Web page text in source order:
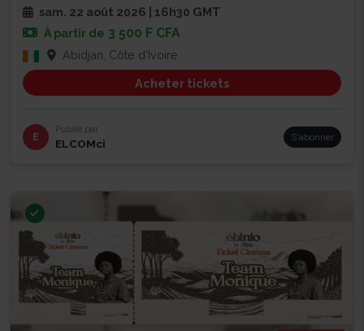
sam. 22 août 2026 | 16h30 GMT
À partir de 3 500 F CFA
Abidjan, Côte d'Ivoire
Acheter tickets
E
Publié par
ELCOMci S'abonner